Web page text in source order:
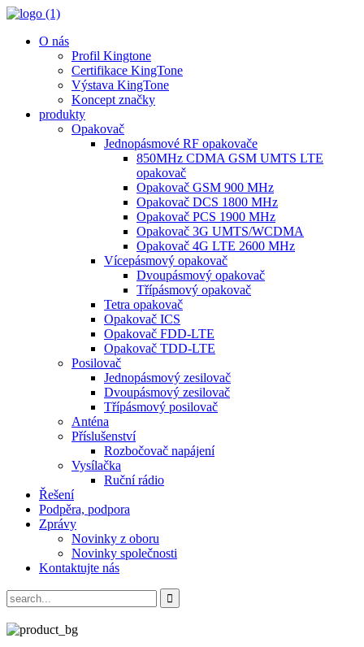
O nás
Profil Kingtone
Certifikace KingTone
Výstava KingTone
Koncept značky
produkty
Opakovač
Jednopásmové RF opakovače
850MHz CDMA GSM UMTS LTE
opakovač
Opakovač GSM 900 MHz
Opakovač DCS 1800 MHz
Opakovač PCS 1900 MHz
Opakovač 3G UMTS/WCDMA
Opakovač 4G LTE 2600 MHz
Vícepásmový opakovač
Dvoupásmový opakovač
Třípásmový opakovač
Tetra opakovač
Opakovač ICS
Opakovač FDD-LTE
Opakovač TDD-LTE
Posilovač
Jednopásmový zesilovač
Dvoupásmový zesilovač
Třípásmový posilovač
Anténa
Příslušenství
Rozbočovač napájení
Vysílačka
Ruční rádio
Řešení
Podpěra, podpora
Zprávy
Novinky z oboru
Novinky společnosti
Kontaktujte nás